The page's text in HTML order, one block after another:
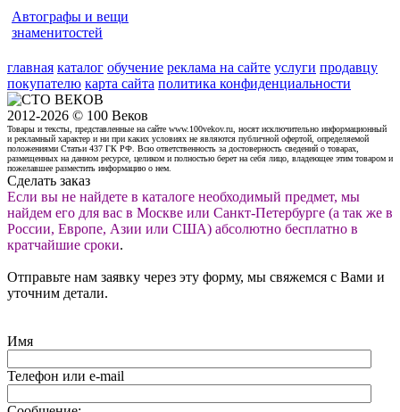
Автографы и вещи
знаменитостей
главная каталог обучение реклама на сайте услуги продавцу
покупателю карта сайта политика конфиденциальности
2012-2026 © 100 Веков
Товары и тексты, представленные на сайте www.100vekov.ru, носят исключительно информационный
и рекламный характер и ни при каких условиях не являются публичной офертой, определяемой
положениями Статьи 437 ГК РФ. Всю ответственность за достоверность сведений о товарах,
размещенных на данном ресурсе, целиком и полностью берет на себя лицо, владеющее этим товаром и
пожелавшее разместить информацию о нем.
Сделать заказ
Если вы не найдете в каталоге необходимый предмет, мы
найдем его для вас в Москве или Санкт-Петербурге (а так же в
России, Европе, Азии или США) абсолютно бесплатно в
кратчайшие сроки.
Отправьте нам заявку через эту форму, мы свяжемся с Вами и
уточним детали.
Имя
Телефон или e-mail